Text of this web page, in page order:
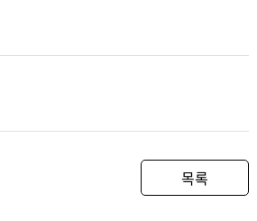
목록